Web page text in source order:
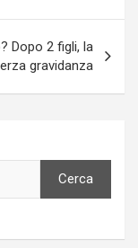
Dopo 2 figli, la
gravidanza
Cerca